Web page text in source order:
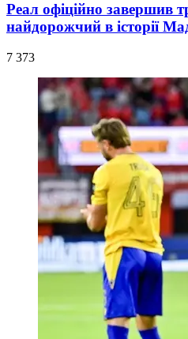
Реал офіційно завершив
найдорожчий в історії
7 373